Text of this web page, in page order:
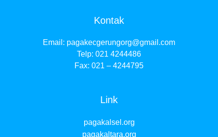
Kontak
Email: pagakecgerungorg@gmail.com
Telp: 021 4244486
Fax: 021 – 4244795
Link
pagakalsel.org
pagakaltara.org